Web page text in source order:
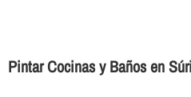
Pintar Cocinas y Baños en